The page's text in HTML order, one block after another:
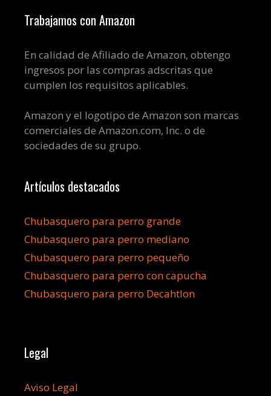
Trabajamos con Amazon
En calidad de Afiliado de Amazon, obtengo
ingresos por las compras adscritas que
cumplen los requisitos aplicables.
Amazon y el logotipo de Amazon son marcas
comerciales de Amazon.com, Inc. o de
sociedades de su grupo.
Artículos destacados
Chubasquero para perro grande
Chubasquero para perro mediano
Chubasquero para perro pequeño
Chubasquero para perro con capucha
Chubasquero para perro Decahtlon
Legal
Aviso Legal